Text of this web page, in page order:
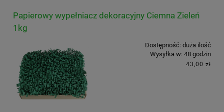
Papierowy wypełniacz dekoracyjny Ciemna Zieleń
1kg
Dostępność: duża ilość
Wysyłka w: 48 godzin
43,00 zł